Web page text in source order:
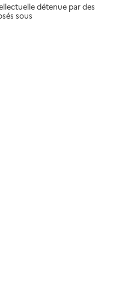
détenue par des
sous